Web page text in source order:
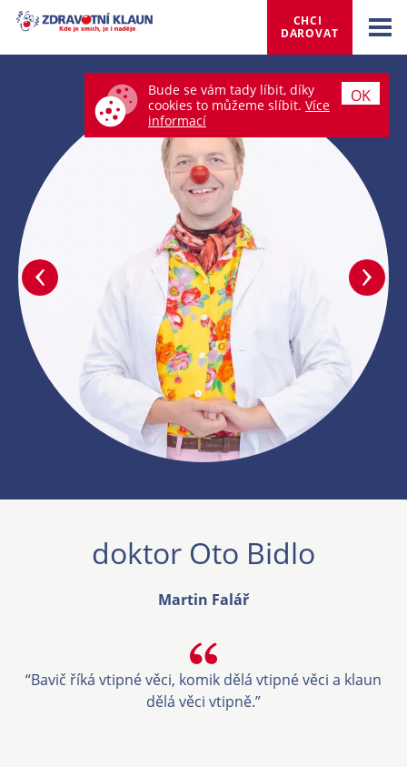
CHCI
DAROVAT
doktor Oto Bidlo
Martin Falář
“Bavič říká vtipné věci, komik dělá vtipné věci a klaun
dělá věci vtipně.”
Bude se vám tady líbit, díky
cookies to můžeme slíbit. Více
informací
OK